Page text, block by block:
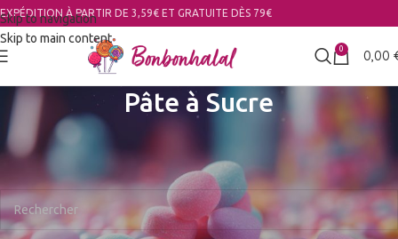
Skip to navigation
Skip to main content
EXPÉDITION À PARTIR DE 3,59€ ET GRATUITE DÈS 79€
0 0,00
Pâte à Sucre
Accueil Pâtisserie
Aucun produit ne correspond à votre sélection.